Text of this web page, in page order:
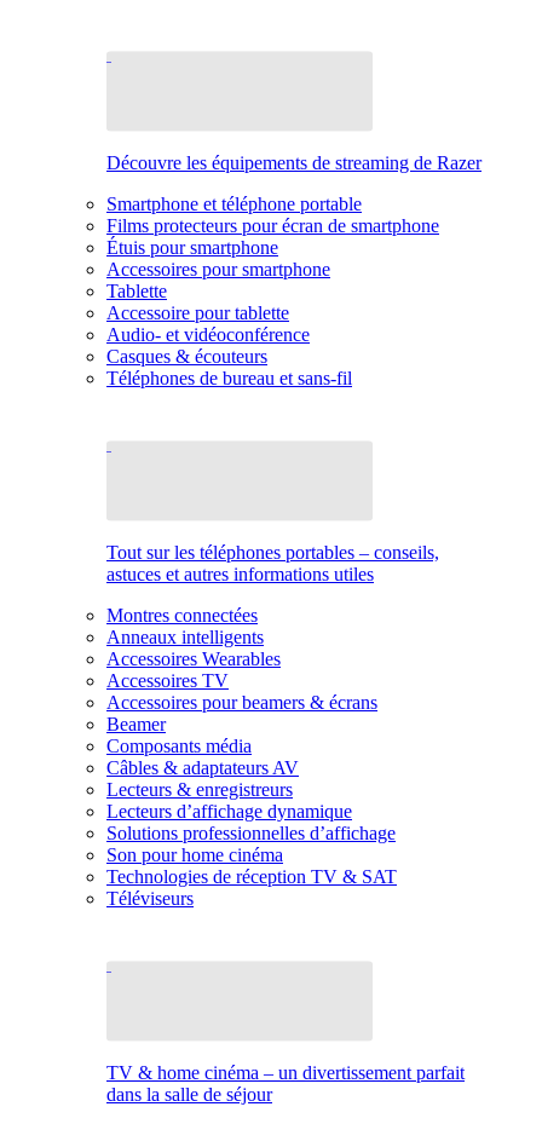
Découvre les équipements de streaming de Razer
Smartphone et téléphone portable
Films protecteurs pour écran de smartphone
Étuis pour smartphone
Accessoires pour smartphone
Tablette
Accessoire pour tablette
Audio- et vidéoconférence
Casques & écouteurs
Téléphones de bureau et sans-fil
Tout sur les téléphones portables – conseils,
astuces et autres informations utiles
Montres connectées
Anneaux intelligents
Accessoires Wearables
Accessoires TV
Accessoires pour beamers & écrans
Beamer
Composants média
Câbles & adaptateurs AV
Lecteurs & enregistreurs
Lecteurs d’affichage dynamique
Solutions professionnelles d’affichage
Son pour home cinéma
Technologies de réception TV & SAT
Téléviseurs
TV & home cinéma – un divertissement parfait
dans la salle de séjour